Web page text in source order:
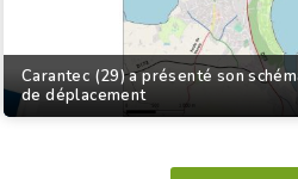
Carantec (29) a présenté son
de déplacement